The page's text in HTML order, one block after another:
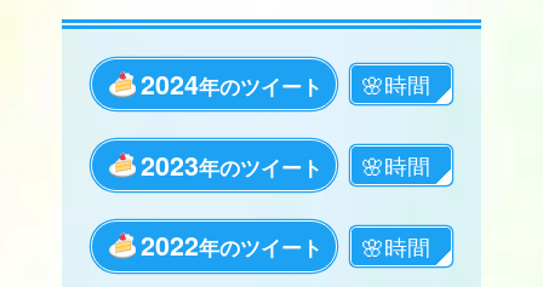
2024年のツイート
2023年のツイート
2022年のツイート